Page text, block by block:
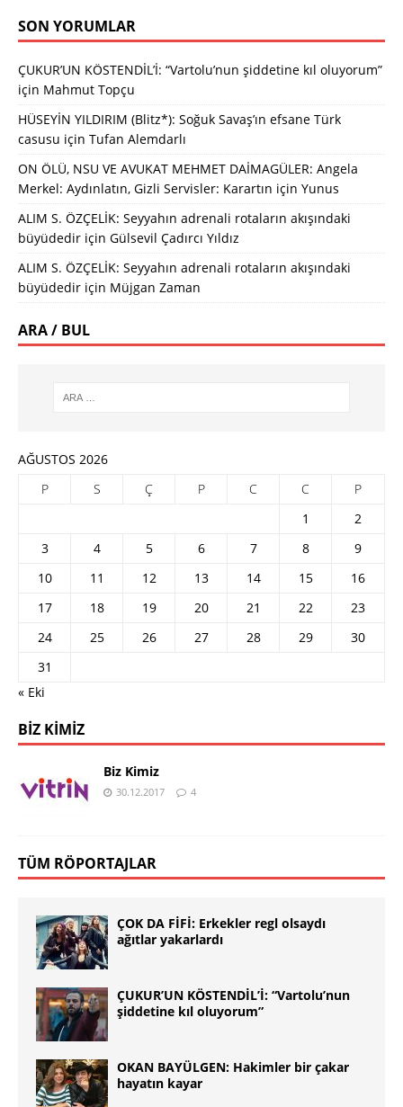
SON YORUMLAR
ÇUKUR’UN KÖSTENDİL’İ: “Vartolu’nun şiddetine kıl oluyorum”
için Mahmut Topçu
HÜSEYİN YILDIRIM (Blitz*): Soğuk Savaş’ın efsane Türk
casusu için Tufan Alemdarlı
ON ÖLÜ, NSU VE AVUKAT MEHMET DAİMAGÜLER: Angela
Merkel: Aydınlatın, Gizli Servisler: Karartın için Yunus
ALIM S. ÖZÇELİK: Seyyahın adrenali rotaların akışındaki
büyüdedir için Gülsevil Çadırcı Yıldız
ALIM S. ÖZÇELİK: Seyyahın adrenali rotaların akışındaki
büyüdedir için Müjgan Zaman
ARA / BUL
AĞUSTOS 2026
P
S Ç P C C
P
1
2
3
4 5 6 7 8
9
10
11 12 13 14 15
16
17
18 19 20 21 22
23
24
25 26 27 28 29
30
31
« Eki
BIZ KIMIZ
Biz Kimiz
30.12.2017 4
TÜM RÖPORTAJLAR
ÇOK DA FİFİ: Erkekler regl olsaydı
ağıtlar yakarlardı
ÇUKUR’UN KÖSTENDİL’İ: “Vartolu’nun
şiddetine kıl oluyorum”
OKAN BAYÜLGEN: Hakimler bir çakar
hayatın kayar